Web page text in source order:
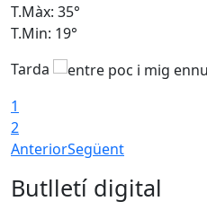
T.Màx: 35°
T.Min: 19°
Tarda
1
2
AnteriorSegüent
Butlletí digital